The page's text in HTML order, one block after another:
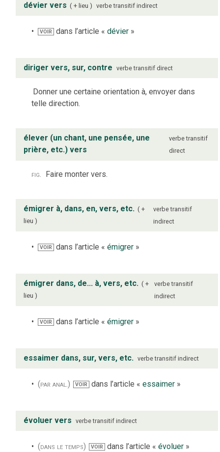
dévier vers + lieu verbe transitif indirect
VOIR dans l’article «dévier »
diriger vers, sur, contre verbe transitif direct
Donner une certaine orientation à, envoyer dans
telle direction.
élever (un chant, une pensée, une
prière, etc.) vers
verbe transitif
direct
fig. Faire monter vers.
émigrer à, dans, en, vers, etc.
+
lieu
verbe transitif
indirect
VOIR dans l’article «émigrer »
émigrer dans, de... à, vers, etc.
+
lieu
verbe transitif
indirect
VOIR dans l’article «émigrer »
essaimer dans, sur, vers, etc. verbe transitif indirect
(par anal.) VOIR dans l’article « essaimer»
évoluer vers verbe transitif indirect
(dans le temps) VOIR dans l’article « évoluer»